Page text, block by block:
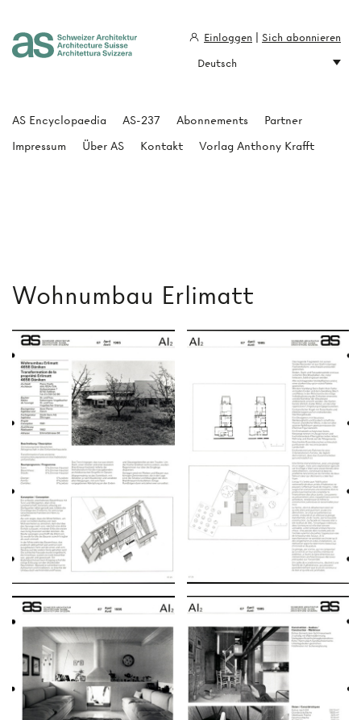
Wohnumbau Erlimatt
AS Encyclopaedia AS-237 Abonnements
Partner
Impressum
Über AS Kontakt Vorlag Anthony Krafft
Einloggen
Sich abonnieren
Deutsch